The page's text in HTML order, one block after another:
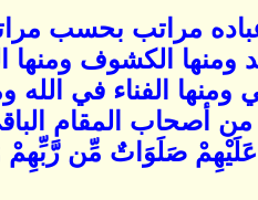
مراتب بحسب
ومنها الكشوف
ومنها الفناء في
أصحاب المقام
عَلَيْهِمْ صَلَوَاتٌ مِّن